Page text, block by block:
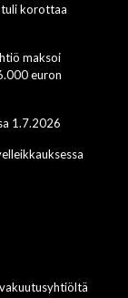
tuli korottaa
maksoi
euron
1.7.2026